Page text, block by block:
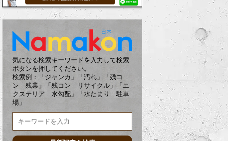
気になる検索キーワードを入力して検索
ボタンを押してください。
検索例：「ジャンカ」「汚れ」「残コ
ン 残業」「残コン リサイクル」「エ
クステリア 水勾配」「水たまり 駐車
場」